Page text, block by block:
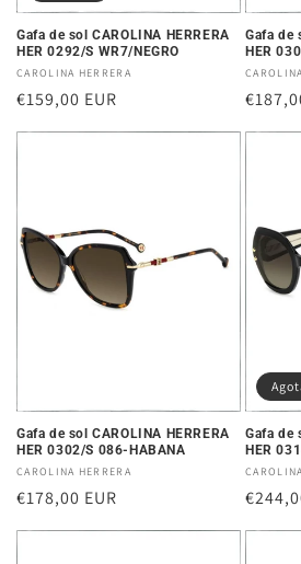
Gafa de sol CAROLINA HERRERA
HER 0292/S WR7/NEGRO
Proveedor:
CAROLINA HERRERA
Precio
habitual
€159,00 EUR
Gafa de
HER
Precio
Gafa de sol CAROLINA HERRERA
HER 0302/S 086-HABANA
Proveedor:
CAROLINA HERRERA
Precio
habitual
€178,00 EUR
Gafa de
HER
Precio